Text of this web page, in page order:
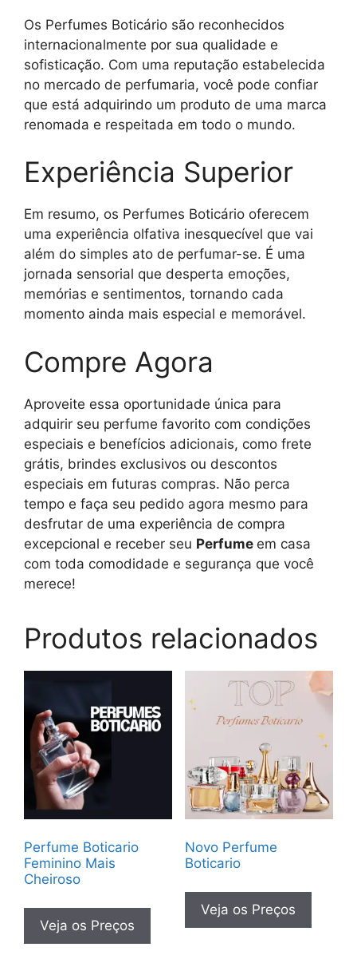
Os Perfumes Boticário são reconhecidos
internacionalmente por sua qualidade e
sofisticação. Com uma reputação estabelecida
no mercado de perfumaria, você pode confiar
que está adquirindo um produto de uma marca
renomada e respeitada em todo o mundo.
Experiência Superior
Em resumo, os Perfumes Boticário oferecem
uma experiência olfativa inesquecível que vai
além do simples ato de perfumar-se. É uma
jornada sensorial que desperta emoções,
memórias e sentimentos, tornando cada
momento ainda mais especial e memorável.
Compre Agora
Aproveite essa oportunidade única para
adquirir seu perfume favorito com condições
especiais e benefícios adicionais, como frete
grátis, brindes exclusivos ou descontos
especiais em futuras compras. Não perca
tempo e faça seu pedido agora mesmo para
desfrutar de uma experiência de compra
excepcional e receber seu Perfume em casa
com toda comodidade e segurança que você
merece!
Produtos relacionados
Perfume Boticario
Feminino Mais
Cheiroso
Veja os Preços
Novo Perfume
Boticario
Veja os Preços